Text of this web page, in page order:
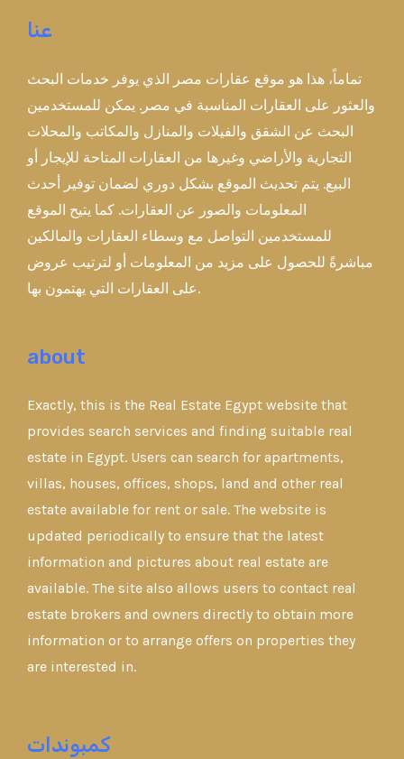
عنا
تماماً، هذا هو موقع عقارات مصر الذي يوفر خدمات البحث
والعثور على العقارات المناسبة في مصر. يمكن للمستخدمين
البحث عن الشقق والفيلات والمنازل والمكاتب والمحلات
التجارية والأراضي وغيرها من العقارات المتاحة للإيجار أو
البيع. يتم تحديث الموقع بشكل دوري لضمان توفير أحدث
المعلومات والصور عن العقارات. كما يتيح الموقع
للمستخدمين التواصل مع وسطاء العقارات والمالكين
مباشرةً للحصول على مزيد من المعلومات أو لترتيب عروض
على العقارات التي يهتمون بها.
about
Exactly, this is the Real Estate Egypt website that
provides search services and finding suitable real
estate in Egypt. Users can search for apartments,
villas, houses, offices, shops, land and other real
estate available for rent or sale. The website is
updated periodically to ensure that the latest
information and pictures about real estate are
available. The site also allows users to contact real
estate brokers and owners directly to obtain more
information or to arrange offers on properties they
are interested in.
كمبوندات